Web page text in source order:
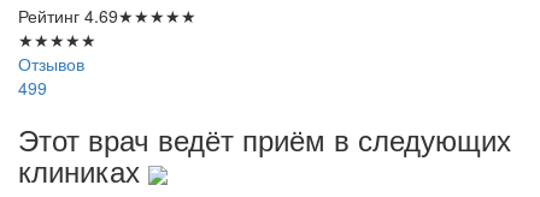
Рейтинг 4.69★★★★★
★★★★★
Отзывов
499
Этот врач ведёт приём в следующих
клиниках